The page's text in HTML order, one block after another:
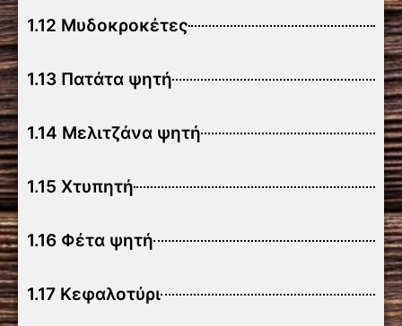
1.12 Μυδοκροκέτες
1.13 Πατάτα ψητή
1.14 Μελιτζάνα ψητή
1.15 Χτυπητή
1.16 Φέτα ψητή
1.17 Κεφαλοτύρι